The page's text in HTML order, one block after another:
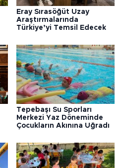
Eray Sırasöğüt Uzay
Araştırmalarında
Türkiye’yi Temsil Edecek
Tepebaşı Su Sporları
Merkezi Yaz Döneminde
Çocukların Akınına Uğradı